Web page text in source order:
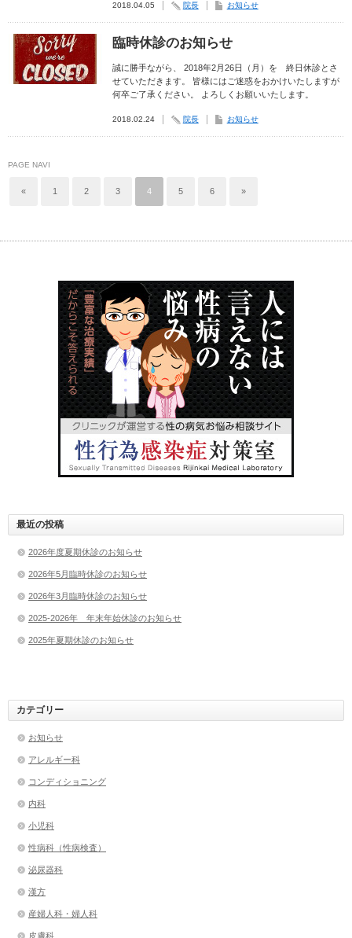
2018.04.05 院長 お知らせ
臨時休診のお知らせ
誠に勝手ながら、 2018年2月26日（月）を 終日休診とさ
せていただきます。 皆様にはご迷惑をおかけいたしますが
何卒ご了承ください。 よろしくお願いいたします。
2018.02.24 院長 お知らせ
PAGE NAVI
« 1 2 3 4 5 6 »
最近の投稿
2026年度夏期休診のお知らせ
2026年5月臨時休診のお知らせ
2026年3月臨時休診のお知らせ
2025-2026年 年末年始休診のお知らせ
2025年夏期休診のお知らせ
カテゴリー
お知らせ
アレルギー科
コンディショニング
内科
小児科
性病科（性病検査）
泌尿器科
漢方
産婦人科・婦人科
皮膚科